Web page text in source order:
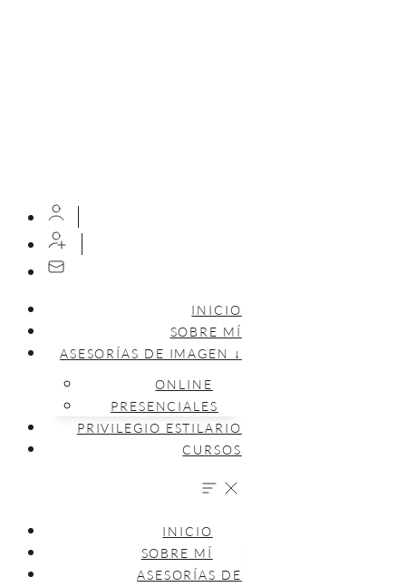
INICIO
SOBRE MÍ
ASESORÍAS DE IMAGEN ↓
ONLINE
PRESENCIALES
PRIVILEGIO ESTILARIO
CURSOS
INICIO
SOBRE MÍ
ASESORÍAS DE